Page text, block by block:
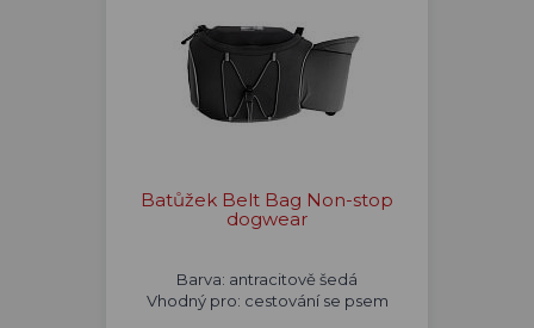
Batůžek Belt Bag Non-stop
dogwear
Barva: antracitově šedá
Vhodný pro: cestování se psem